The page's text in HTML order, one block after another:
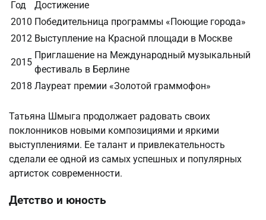
Год
Достижение
2010 Победительница программы «Поющие города»
2012 Выступление на Красной площади в Москве
2015
Приглашение на Международный музыкальный
фестиваль в Берлине
2018 Лауреат премии «Золотой граммофон»
Татьяна Шмыга продолжает радовать своих
поклонников новыми композициями и яркими
выступлениями. Ее талант и привлекательность
сделали ее одной из самых успешных и популярных
артисток современности.
Детство и юность